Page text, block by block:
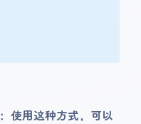
：使用这种方式，可以